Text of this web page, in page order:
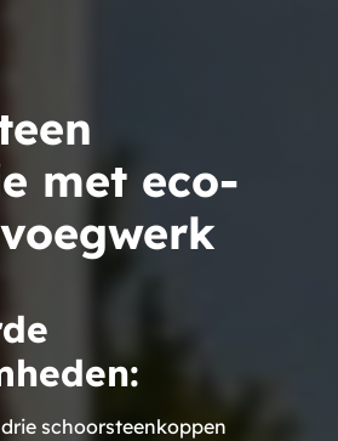
met eco-
schoorsteenkoppen